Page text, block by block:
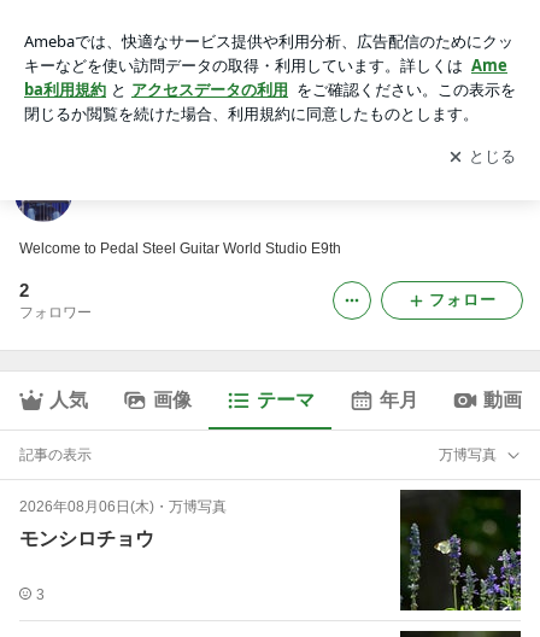
アプリをダウンロードして ブログの更新通知
を受け取りまし
ょう。
開く
Welcome to Pedal Steel Guitar World Studio E9th
2
フォロワー
フォロー
人気 画像 テーマ 年月 動画
記事の表示 万博写真
2026年08月06日(木) ・ 万博写真
モンシロチョウ
3